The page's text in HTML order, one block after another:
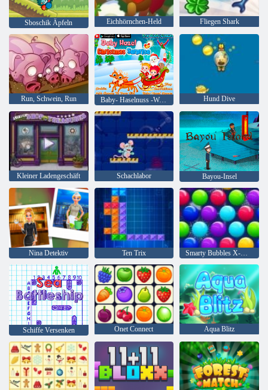
Sboschik Äpfeln Eichhörnchen-Held Fliegen Shark
Run, Schwein, Run Baby- Haselnuss -Weihnachtsüberraschung Hund Dive
Kleiner Ladengeschäft Schachlabor Bayou-Insel
Nina Detektiv Ten Trix Smarty Bubbles X-Mas
Schiffe Versenken Onet Connect Aqua Blitz